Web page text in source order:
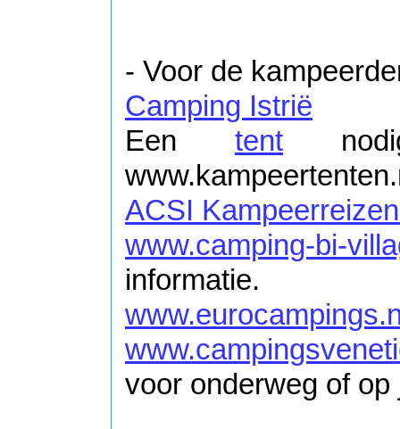
- Voor de
Camping Istrië
Een tent
ACSI
www.camping-bi-
informatie.
voor onderweg of op